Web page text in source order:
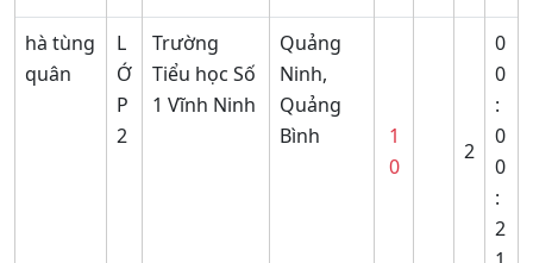
hà tùng
quân
L
Ớ
P
2
Trường
Tiểu học Số
1 Vĩnh Ninh
Quảng
Ninh,
Quảng
Bình
1
0
2
0
0
:
0
0
:
2